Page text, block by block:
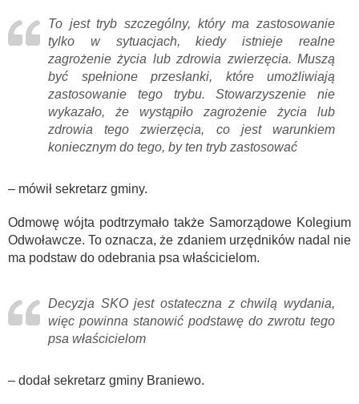
To jest tryb szczególny, który ma zastosowanie
tylko w sytuacjach, kiedy istnieje realne
zagrożenie życia lub zdrowia zwierzęcia. Muszą
być spełnione przesłanki, które umożliwiają
zastosowanie tego trybu. Stowarzyszenie nie
wykazało, że wystąpiło zagrożenie życia lub
zdrowia tego zwierzęcia, co jest warunkiem
koniecznym do tego, by ten tryb zastosować
– mówił sekretarz gminy.
Odmowę wójta podtrzymało także Samorządowe Kolegium
Odwoławcze. To oznacza, że zdaniem urzędników nadal nie
ma podstaw do odebrania psa właścicielom.
Decyzja SKO jest ostateczna z chwilą wydania,
więc powinna stanowić podstawę do zwrotu tego
psa właścicielom
– dodał sekretarz gminy Braniewo.